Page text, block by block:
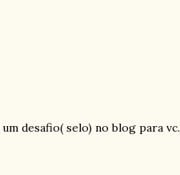
desafio( selo) no blog para vc.